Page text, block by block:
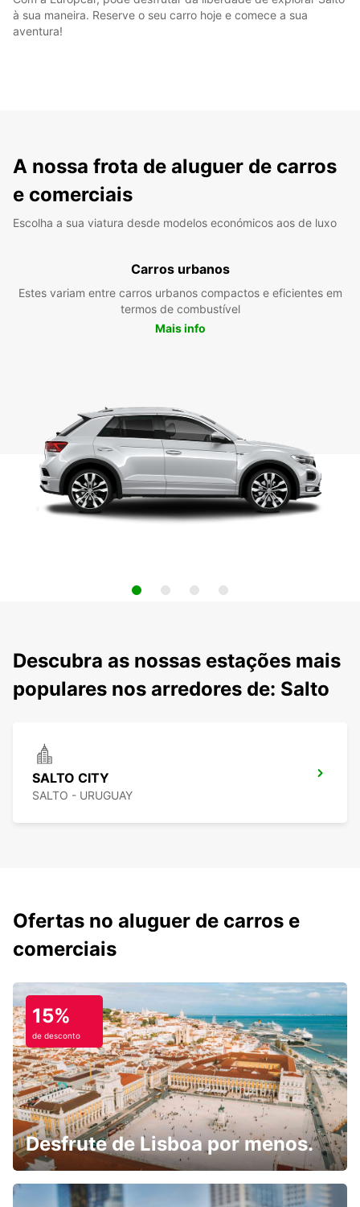
à sua maneira. Reserve o seu carro hoje e comece a sua
aventura!
A nossa frota de aluguer de carros
e comerciais
Escolha a sua viatura desde modelos económicos aos de luxo
Carros urbanos
Estes variam entre carros urbanos compactos e eficientes em
termos de combustível
Mais info
Descubra as nossas estações mais
populares nos arredores de: Salto
SALTO CITY
SALTO - URUGUAY
Ofertas no aluguer de carros e
comerciais
15%
de desconto
Desfrute de Lisboa por menos.